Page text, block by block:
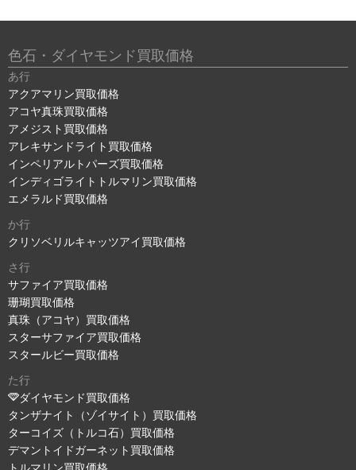
色石・ダイヤモンド買取価格
あ行
アクアマリン買取価格
アコヤ真珠買取価格
アメジスト買取価格
アレキサンドライト買取価格
インペリアルトパーズ買取価格
インディゴライトトルマリン買取価格
エメラルド買取価格
か行
クリソベリルキャッツアイ買取価格
さ行
サファイア買取価格
珊瑚買取価格
真珠（アコヤ）買取価格
スターサファイア買取価格
スタールビー買取価格
た行
ダイヤモンド買取価格
タンザナイト（ゾイサイト）買取価格
ターコイズ（トルコ石）買取価格
デマントイドガーネット買取価格